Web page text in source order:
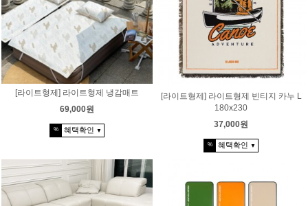
[라이트형제] 라이트형제 냉감매트
69,000원
% 혜택확인 ▼
[라이트형제] 라이트형제 빈티지 카누 L
180x230
37,000원
% 혜택확인 ▼